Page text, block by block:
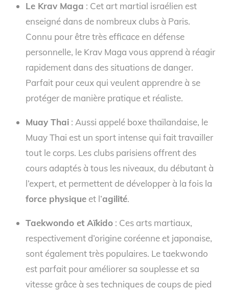
Le Krav Maga : Cet art martial israélien est
enseigné dans de nombreux clubs à Paris.
Connu pour être très efficace en défense
personnelle, le Krav Maga vous apprend à réagir
rapidement dans des situations de danger.
Parfait pour ceux qui veulent apprendre à se
protéger de manière pratique et réaliste.
Muay Thai: Aussi appelé boxe thaïlandaise, le
Muay Thai est un sport intense qui fait travailler
tout le corps. Les clubs parisiens offrent des
cours adaptés à tous les niveaux, du débutant à
l’expert, et permettent de développer à la fois la
force physiqueet l’agilité.
Taekwondo et Aïkido: Ces arts martiaux,
respectivement d’origine coréenne et japonaise,
sont également très populaires. Le taekwondo
est parfait pour améliorer sa souplesse et sa
vitesse grâce à ses techniques de coups de pied